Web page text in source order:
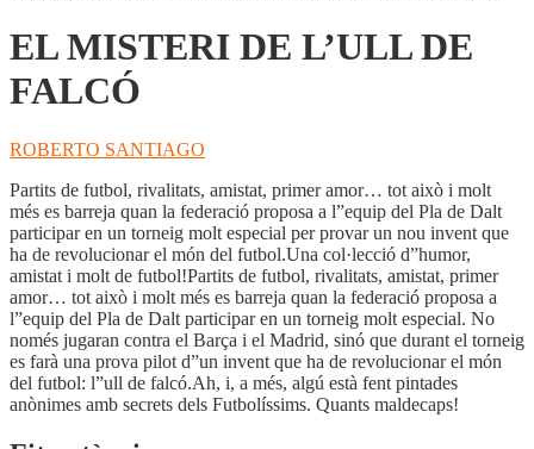
EL MISTERI DE L’ULL DE
FALCÓ
ROBERTO SANTIAGO
Partits de futbol, rivalitats, amistat, primer amor… tot això i molt
més es barreja quan la federació proposa a l”equip del Pla de Dalt
participar en un torneig molt especial per provar un nou invent que
ha de revolucionar el món del futbol.Una col·lecció d”humor,
amistat i molt de futbol!Partits de futbol, rivalitats, amistat, primer
amor… tot això i molt més es barreja quan la federació proposa a
l”equip del Pla de Dalt participar en un torneig molt especial. No
només jugaran contra el Barça i el Madrid, sinó que durant el torneig
es farà una prova pilot d”un invent que ha de revolucionar el món
del futbol: l”ull de falcó.Ah, i, a més, algú està fent pintades
anònimes amb secrets dels Futbolíssims. Quants maldecaps!